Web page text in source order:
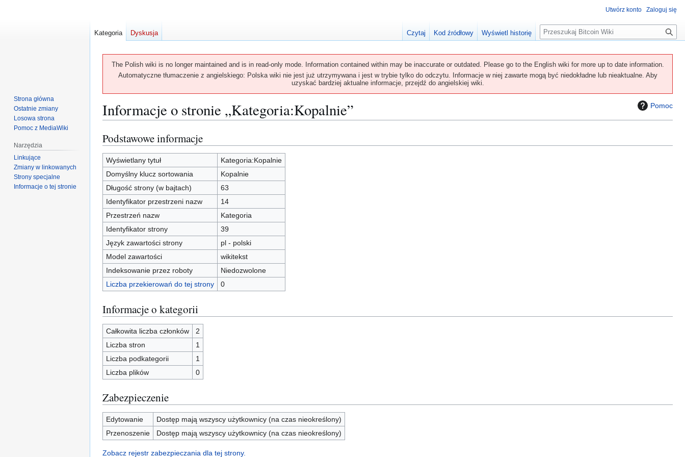
The Polish wiki is no longer maintained and is in read-only mode. Information contained within may be inaccurate or outdated. Please go to the English wiki for more up to date information.
Automatyczne tłumaczenie z angielskiego: Polska wiki nie jest już utrzymywana i jest w trybie tylko do odczytu. Informacje w niej zawarte mogą być niedokładne lub nieaktualne. Aby
uzyskać bardziej aktualne informacje, przejdź do angielskiej wiki.
Pomoc
Informacje o stronie „Kategoria:Kopalnie”
Przejdź
do
nawigacji
Przejdź
do
wyszukiwania
Podstawowe informacje
Wyświetlany tytuł
Kategoria:Kopalnie
Domyślny klucz sortowania
Kopalnie
Długość strony (w bajtach)
63
Identyfikator przestrzeni nazw
14
Przestrzeń nazw
Kategoria
Identyfikator strony
39
Język zawartości strony
pl - polski
Model zawartości
wikitekst
Indeksowanie przez roboty
Niedozwolone
Liczba przekierowań do tej strony
0
Informacje o kategorii
Całkowita liczba członków
2
Liczba stron
1
Liczba podkategorii
1
Liczba plików
0
Zabezpieczenie
Edytowanie
Dostęp mają wszyscy użytkownicy (na czas nieokreślony)
Przenoszenie
Dostęp mają wszyscy użytkownicy (na czas nieokreślony)
Zobacz rejestr zabezpieczania dla tej strony.
Utwórz konto Zaloguj się
Kategoria Dyskusja Czytaj Kod źródłowy Wyświetl historię
S
z
k
a
Strona główna
Ostatnie zmiany
Losowa strona
Pomoc z MediaWiki
Narzędzia
Linkujące
Zmiany w linkowanych
Strony specjalne
Informacje o tej stronie